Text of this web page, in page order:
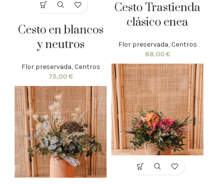
Cesto Trastienda
clásico enea
Flor preservada,Centros
68,00€
Cesto en blancos
y neutros
Flor preservada,Centros
75,00€